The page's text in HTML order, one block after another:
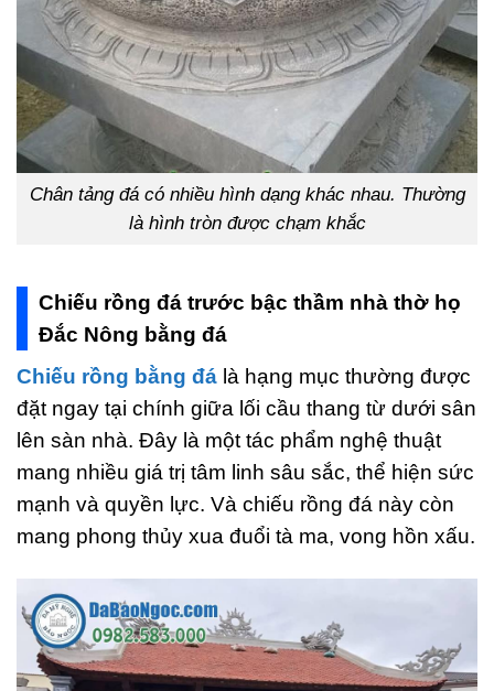
Chân tảng đá có nhiều hình dạng khác nhau. Thường
là hình tròn được chạm khắc
Chiếu rồng đá trước bậc thầm nhà thờ họ
Đắc Nông bằng đá
Chiếu rồng bằng đá là hạng mục thường được
đặt ngay tại chính giữa lối cầu thang từ dưới sân
lên sàn nhà. Đây là một tác phẩm nghệ thuật
mang nhiều giá trị tâm linh sâu sắc, thể hiện sức
mạnh và quyền lực. Và chiếu rồng đá này còn
mang phong thủy xua đuổi tà ma, vong hồn xấu.